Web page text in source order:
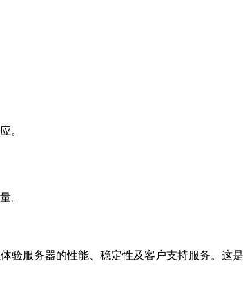
。
。
服务器的性能、稳定性及客户支持服务。这